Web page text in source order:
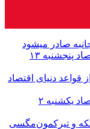
صادر میشود
ویژه نامه جنگ رمضان روزنامه رمزاقتصاد پنجشنبه ۱۳
دنیاى اقتصاد
ویژه نامه جنگ رمضان روزنامه رمزاقتصاد یکشنبه ۲
و تیرکمون‌مگسی